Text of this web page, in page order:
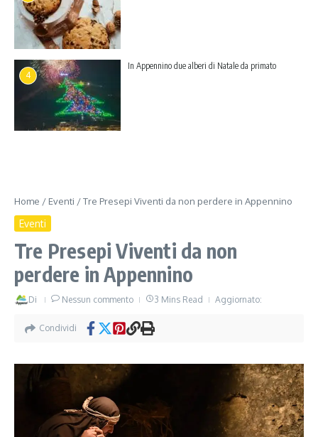
4
In Appennino due alberi di Natale da primato
Home / Eventi /Tre Presepi Viventi da non perdere in Appennino
Eventi
Tre Presepi Viventi da non
perdere in Appennino
Di Nessun commento 3 Mins Read Aggiornato:
Condividi